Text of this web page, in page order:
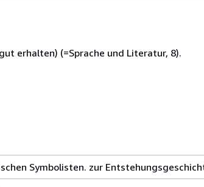
erhalten) (=Sprache und Literatur, 8).
Symbolisten. zur